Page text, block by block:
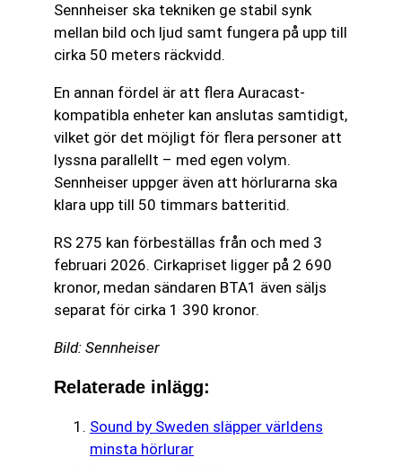
Sennheiser ska tekniken ge stabil synk
mellan bild och ljud samt fungera på upp till
cirka 50 meters räckvidd.
En annan fördel är att flera Auracast-
kompatibla enheter kan anslutas samtidigt,
vilket gör det möjligt för flera personer att
lyssna parallellt – med egen volym.
Sennheiser uppger även att hörlurarna ska
klara upp till 50 timmars batteritid.
RS 275 kan förbeställas från och med 3
februari 2026. Cirkapriset ligger på 2 690
kronor, medan sändaren BTA1 även säljs
separat för cirka 1 390 kronor.
Bild: Sennheiser
Relaterade inlägg:
Sound by Sweden släpper världens
minsta hörlurar